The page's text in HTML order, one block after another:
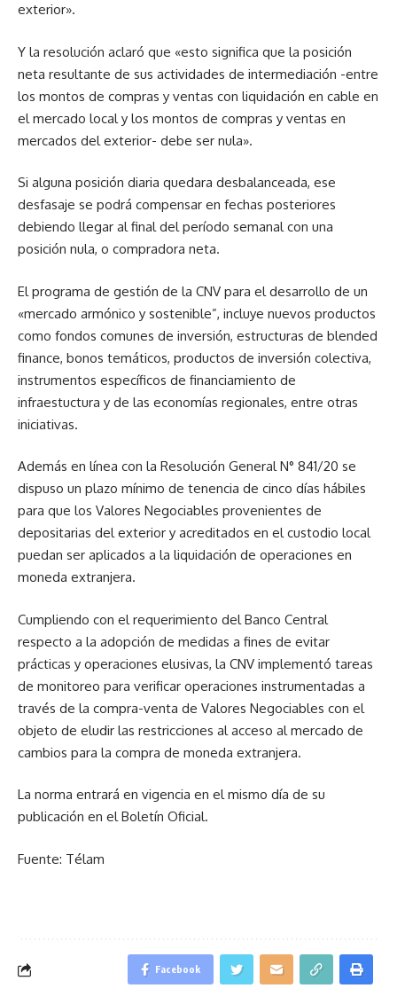
exterior».
Y la resolución aclaró que «esto significa que la posición
neta resultante de sus actividades de intermediación -entre
los montos de compras y ventas con liquidación en cable en
el mercado local y los montos de compras y ventas en
mercados del exterior- debe ser nula».
Si alguna posición diaria quedara desbalanceada, ese
desfasaje se podrá compensar en fechas posteriores
debiendo llegar al final del período semanal con una
posición nula, o compradora neta.
El programa de gestión de la CNV para el desarrollo de un
«mercado armónico y sostenible”, incluye nuevos productos
como fondos comunes de inversión, estructuras de blended
finance, bonos temáticos, productos de inversión colectiva,
instrumentos específicos de financiamiento de
infraestuctura y de las economías regionales, entre otras
iniciativas.
Además en línea con la Resolución General N° 841/20 se
dispuso un plazo mínimo de tenencia de cinco días hábiles
para que los Valores Negociables provenientes de
depositarias del exterior y acreditados en el custodio local
puedan ser aplicados a la liquidación de operaciones en
moneda extranjera.
Cumpliendo con el requerimiento del Banco Central
respecto a la adopción de medidas a fines de evitar
prácticas y operaciones elusivas, la CNV implementó tareas
de monitoreo para verificar operaciones instrumentadas a
través de la compra-venta de Valores Negociables con el
objeto de eludir las restricciones al acceso al mercado de
cambios para la compra de moneda extranjera.
La norma entrará en vigencia en el mismo día de su
publicación en el Boletín Oficial.
Fuente: Télam
Facebook